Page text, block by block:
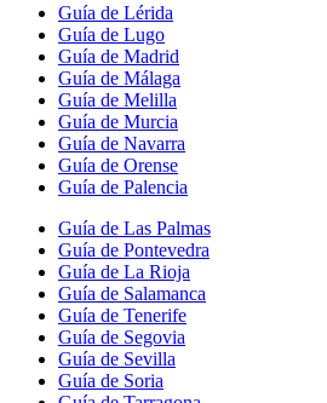
Guía de Lérida
Guía de Lugo
Guía de Madrid
Guía de Málaga
Guía de Melilla
Guía de Murcia
Guía de Navarra
Guía de Orense
Guía de Palencia
Guía de Las Palmas
Guía de Pontevedra
Guía de La Rioja
Guía de Salamanca
Guía de Tenerife
Guía de Segovia
Guía de Sevilla
Guía de Soria